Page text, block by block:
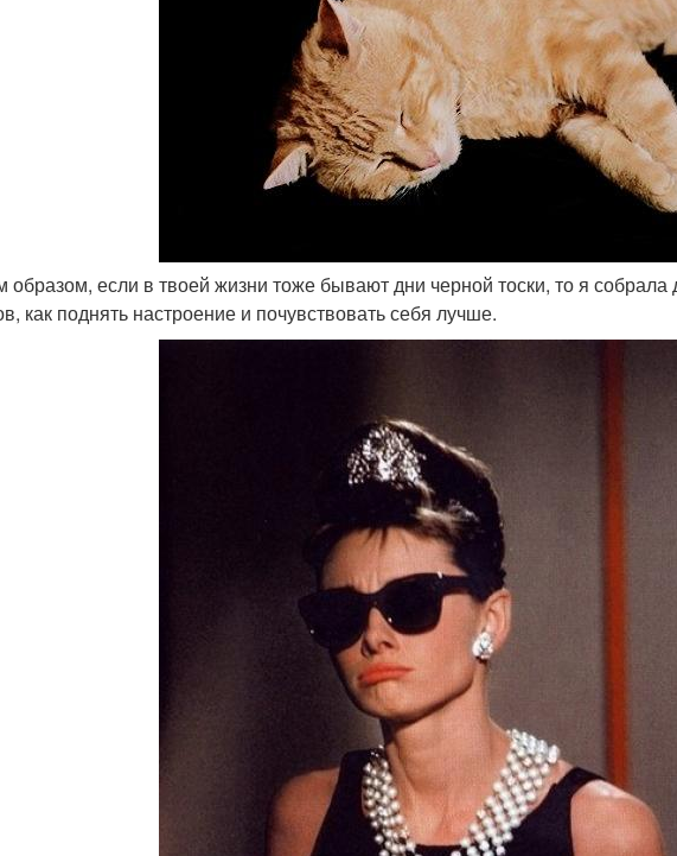
образом, если в твоей жизни тоже бывают дни черной тоски, то я собрала
как поднять настроение и почувствовать себя лучше.